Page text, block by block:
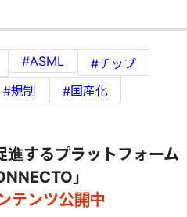
#ASML
#チップ
#規制
#国産化
進するプラットフォーム
」
テンツ公開中